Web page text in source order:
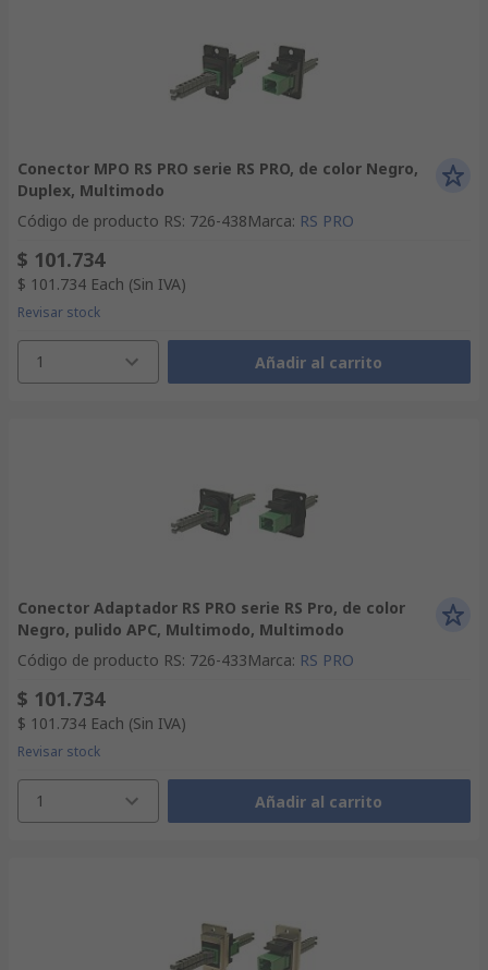
Conector MPO RS PRO serie RS PRO, de color Negro,
Duplex, Multimodo
Código de producto RS: 726-438Marca: RS PRO
$ 101.734
$ 101.734 Each (Sin IVA)
Revisar stock
1 Añadir al carrito
Conector Adaptador RS PRO serie RS Pro, de color
Negro, pulido APC, Multimodo, Multimodo
Código de producto RS: 726-433Marca: RS PRO
$ 101.734
$ 101.734 Each (Sin IVA)
Revisar stock
1 Añadir al carrito